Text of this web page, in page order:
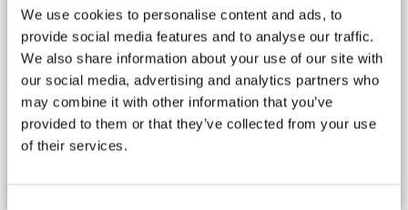
We use cookies to personalise content and ads, to
provide social media features and to analyse our traffic.
We also share information about your use of our site with
our social media, advertising and analytics partners who
may combine it with other information that you’ve
provided to them or that they’ve collected from your use
of their services.
Sables Rouges situés à 2 minutes à pied, s'étendre sur le sable
fin de la plage des Grands Sables, ou tout simplement faire
une promenade sur fond d'océan... telles sont les occupations
que vous y trouverez ! La propriétaire, passionnée de vieilles
pierres et restauratrice de talent vous accueillera avec...lire la
suite...
Tarifs : De 5 560 € à 6 260 € / semaine